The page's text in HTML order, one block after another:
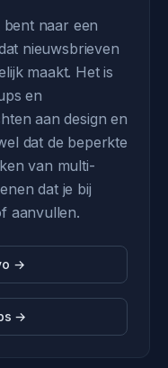
bent naar een
nieuwsbrieven
maakt. Het is
en
aan design en
dat de beperkte
van multi-
dat je bij
aanvullen.
→
→